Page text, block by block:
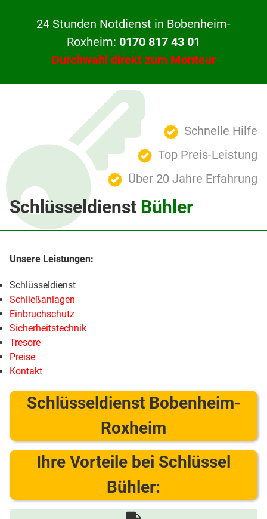
24 Stunden Notdienst in Bobenheim-
Roxheim: 0170 817 43 01
Durchwahl direkt zum Monteur
Schnelle Hilfe
Top Preis-Leistung
Über 20 Jahre Erfahrung
Schlüsseldienst Bühler
Schlüsseldienst
Schließanlagen
Einbruchschutz
Sicherheitstechnik
Tresore
Preise
Kontakt
Schlüsseldienst Bobenheim-
Roxheim
Ihre Vorteile bei Schlüssel
Bühler: